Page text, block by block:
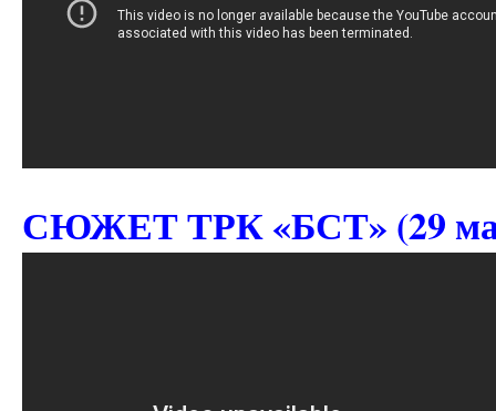
СЮЖЕТ ТРК «БСТ» (29